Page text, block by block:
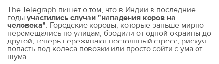
The Telegraph пишет о том, что в Индии в последние
годы участились случаи "нападения коров на
человека". Городские коровы, которые раньше мирно
перемещались по улицам, бродили от одной окраины до
другой, теперь переживают постоянный стресс, рискуя
попасть под колеса повозки или просто сойти с ума от
шума.